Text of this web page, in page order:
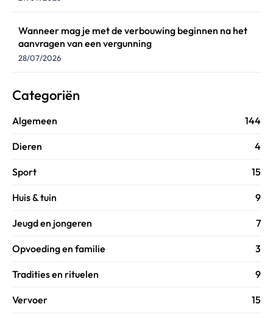
Wanneer mag je met de verbouwing beginnen na het
aanvragen van een vergunning
28/07/2026
Categoriën
Algemeen 144
Dieren 4
Sport 15
Huis & tuin 9
Jeugd en jongeren 7
Opvoeding en familie 3
Tradities en rituelen 9
Vervoer 15